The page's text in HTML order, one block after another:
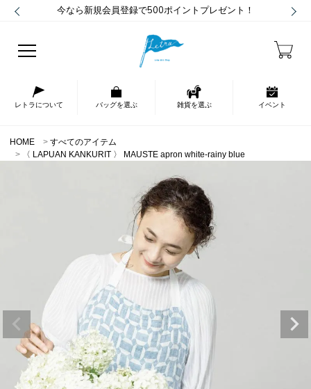
今なら新規会員登録で500ポイントプレゼント！
レトラについて バッグを選ぶ 雑貨を選ぶ イベント
HOME
すべてのアイテム
〈 LAPUAN KANKURIT 〉 MAUSTE apron white-rainy blue